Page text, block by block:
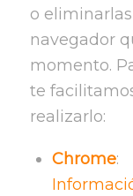
o
navegador
momento.
te
realizarlo:
Chrome: